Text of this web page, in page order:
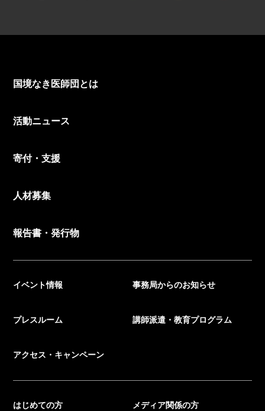
国境なき医師団とは
活動ニュース
寄付・支援
人材募集
報告書・発行物
イベント情報 事務局からのお知らせ
プレスルーム 講師派遣・教育プログラム
アクセス・キャンペーン
はじめての方 メディア関係の方